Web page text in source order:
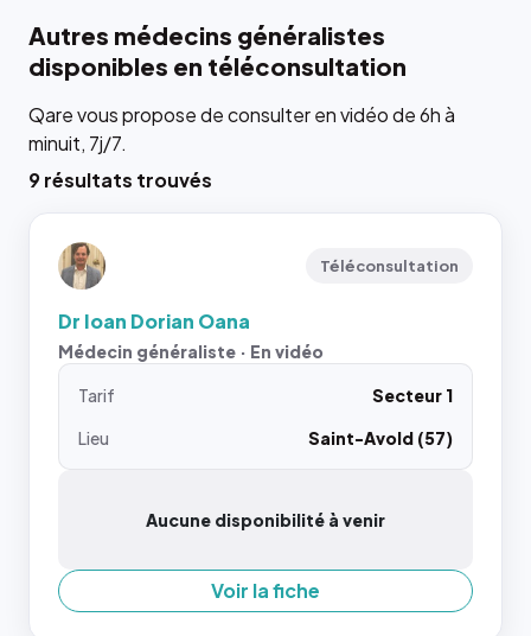
Autres médecins généralistes
disponibles en téléconsultation
Qare vous propose de consulter en vidéo de 6h à
minuit, 7j/7.
9 résultats trouvés
Téléconsultation
Dr Ioan Dorian Oana
Médecin généraliste · En vidéo
Tarif
Secteur 1
Lieu
Saint-Avold (57)
Aucune disponibilité à venir
Voir la fiche